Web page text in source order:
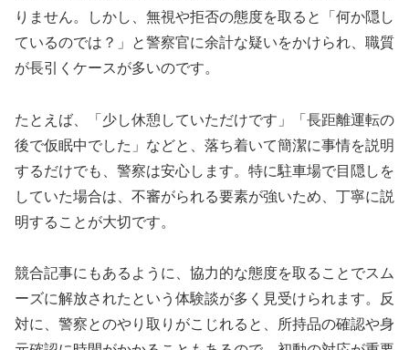
りません。しかし、無視や拒否の態度を取ると「何か隠し
ているのでは？」と警察官に余計な疑いをかけられ、職質
が長引くケースが多いのです。
たとえば、「少し休憩していただけです」「長距離運転の
後で仮眠中でした」などと、落ち着いて簡潔に事情を説明
するだけでも、警察は安心します。特に駐車場で目隠しを
していた場合は、不審がられる要素が強いため、丁寧に説
明することが大切です。
競合記事にもあるように、協力的な態度を取ることでスム
ーズに解放されたという体験談が多く見受けられます。反
対に、警察とのやり取りがこじれると、所持品の確認や身